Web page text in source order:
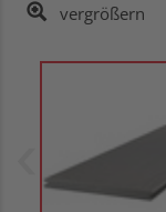
vergrößern